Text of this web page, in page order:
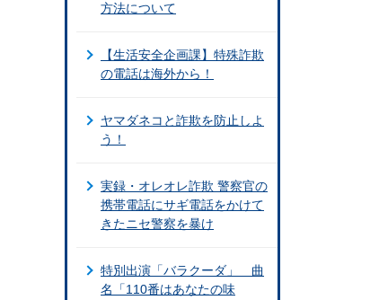
方法について
【生活安全企画課】特殊詐欺
の電話は海外から！
ヤマダネコと詐欺を防止しよ
う！
実録・オレオレ詐欺 警察官の
携帯電話にサギ電話をかけて
きたニセ警察を暴け
特別出演「バラクーダ」 曲
名「110番はあなたの味